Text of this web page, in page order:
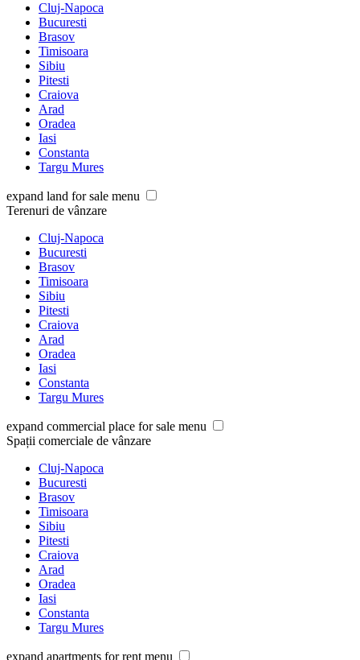
Cluj-Napoca
Bucuresti
Brasov
Timisoara
Sibiu
Pitesti
Craiova
Arad
Oradea
Iasi
Constanta
Targu Mures
expand land for sale menu
Terenuri de vânzare
Cluj-Napoca
Bucuresti
Brasov
Timisoara
Sibiu
Pitesti
Craiova
Arad
Oradea
Iasi
Constanta
Targu Mures
expand commercial place for sale menu
Spații comerciale de vânzare
Cluj-Napoca
Bucuresti
Brasov
Timisoara
Sibiu
Pitesti
Craiova
Arad
Oradea
Iasi
Constanta
Targu Mures
expand apartments for rent menu